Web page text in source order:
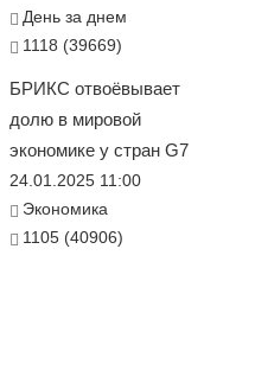
День за днем
1118 (39669)
БРИКС отвоёвывает
долю в мировой
экономике у стран G7
24.01.2025 11:00
Экономика
1105 (40906)